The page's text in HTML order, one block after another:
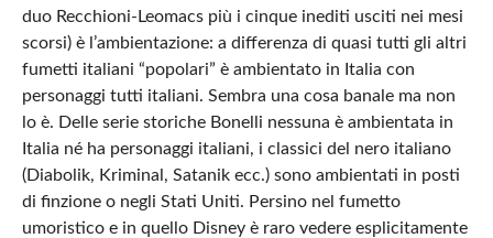
duo Recchioni-Leomacs più i cinque inediti usciti nei mesi
scorsi) è l’ambientazione: a differenza di quasi tutti gli altri
fumetti italiani “popolari” è ambientato in Italia con
personaggi tutti italiani. Sembra una cosa banale ma non
lo è. Delle serie storiche Bonelli nessuna è ambientata in
Italia né ha personaggi italiani, i classici del nero italiano
(Diabolik, Kriminal, Satanik ecc.) sono ambientati in posti
di finzione o negli Stati Uniti. Persino nel fumetto
umoristico e in quello Disney è raro vedere esplicitamente